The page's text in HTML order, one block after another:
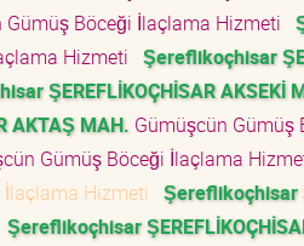
Gümüş Böceği İlaçlama Hizmeti
Hizmeti Şereflikoçhisar
ŞEREFLİKOÇHİSAR AKSEKİ
AKTAŞ MAH. Gümüşcün Gümüş
Gümüş Böceği İlaçlama
Hizmeti Şereflikoçhisar
Şereflikoçhisar